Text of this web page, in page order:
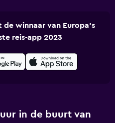
de winnaar van Europa's
reis-app 2023
in de buurt van